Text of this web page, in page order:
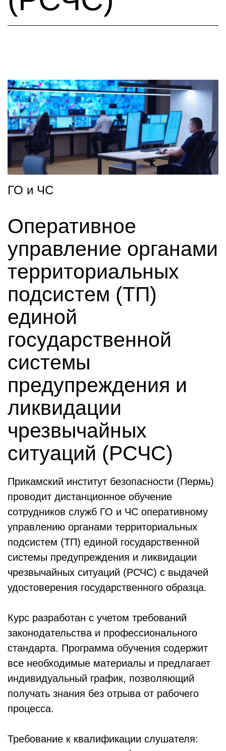
ГО и ЧС
Оперативное
управление органами
территориальных
подсистем (ТП)
единой
государственной
системы
предупреждения и
ликвидации
чрезвычайных
ситуаций (РСЧС)
Прикамский институт безопасности (Пермь)
проводит дистанционное обучение
сотрудников служб ГО и ЧС оперативному
управлению органами территориальных
подсистем (ТП) единой государственной
системы предупреждения и ликвидации
чрезвычайных ситуаций (РСЧС) с выдачей
удостоверения государственного образца.
Курс разработан с учетом требований
законодательства и профессионального
стандарта. Программа обучения содержит
все необходимые материалы и предлагает
индивидуальный график, позволяющий
получать знания без отрыва от рабочего
процесса.
Требование к квалификации слушателя: